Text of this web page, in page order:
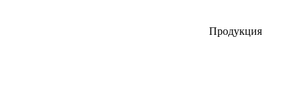
Продукция